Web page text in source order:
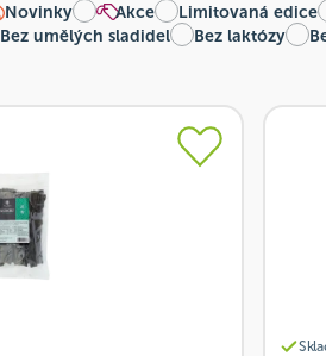
Novinky Akce Limitovaná edice
Bez umělých sladidel Bez laktózy